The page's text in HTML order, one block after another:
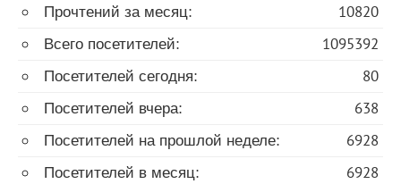
10820
Прочтений за месяц:
1095392
Всего посетителей:
80
Посетителей сегодня:
638
Посетителей вчера:
6928
Посетителей на прошлой неделе:
6928
Посетителей в месяц: